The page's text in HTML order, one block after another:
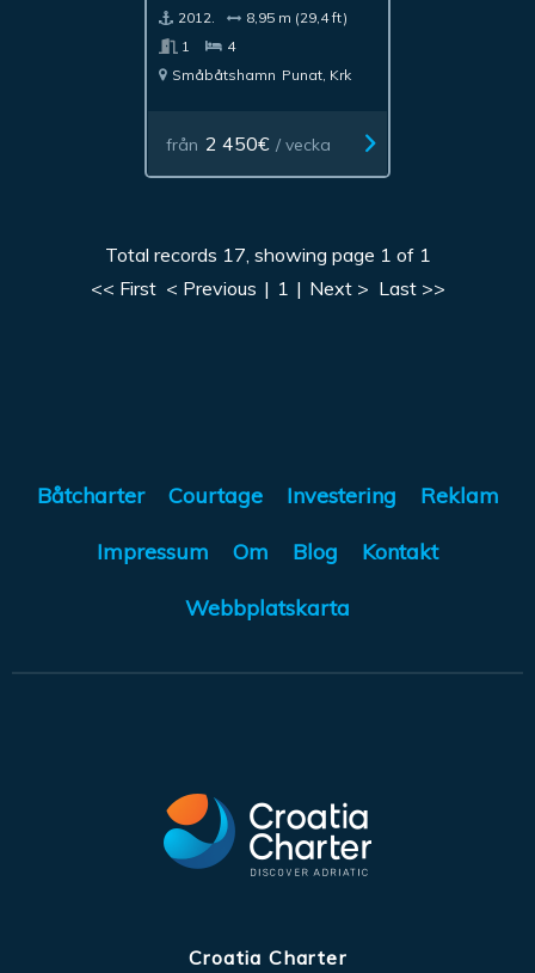
2012.
8,95 m (29,4 ft)
1
4
Småbåtshamn Punat, Krk
från 2 450€ / vecka
Total records 17, showing page 1 of 1
<< First < Previous | 1 | Next > Last >>
Båtcharter Courtage Investering Reklam
Impressum Om Blog Kontakt
Webbplatskarta
Croatia Charter